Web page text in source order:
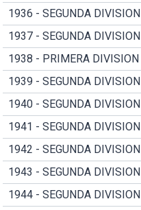
1936 - SEGUNDA DIVISION
1937 - SEGUNDA DIVISION
1938 - PRIMERA DIVISION
1939 - SEGUNDA DIVISION
1940 - SEGUNDA DIVISION
1941 - SEGUNDA DIVISION
1942 - SEGUNDA DIVISION
1943 - SEGUNDA DIVISION
1944 - SEGUNDA DIVISION